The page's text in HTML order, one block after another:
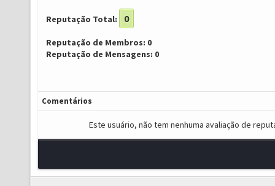
Reputação Total: 0
Reputação de Membros: 0
Reputação de Mensagens: 0
Comentários
Este usuário, não tem nenhuma avaliação de